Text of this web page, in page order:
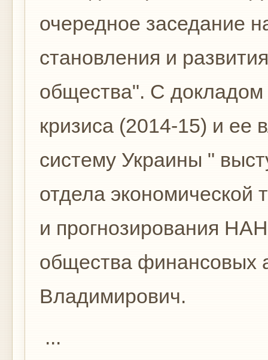
очередное заседание
становления и
общества". С докладом
кризиса (2014-15) и ее
систему Украины "
отдела экономической
и прогнозирования
общества финансовых
Владимирович.
...